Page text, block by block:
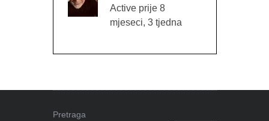
Active prije 8
mjeseci, 3 tjedna
Pretraga